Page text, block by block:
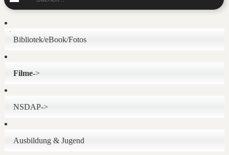
Bibliotek/eBook/Fotos
Filme->
NSDAP->
Ausbildung & Jugend